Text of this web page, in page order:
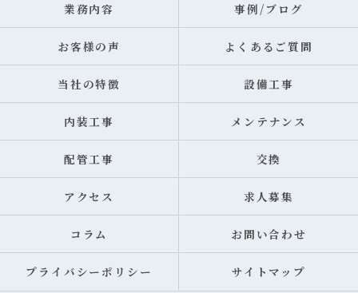
業務内容 事例/ブログ
お客様の声 よくあるご質問
当社の特徴 設備工事
内装工事 メンテナンス
配管工事 交換
アクセス 求人募集
コラム お問い合わせ
プライバシーポリシー サイトマップ